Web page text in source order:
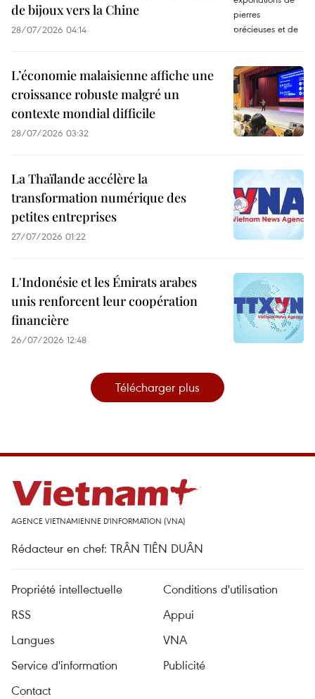
de bijoux vers la Chine
28/07/2026 04:14
L’économie malaisienne affiche une
croissance robuste malgré un
contexte mondial difficile
28/07/2026 03:32
La Thaïlande accélère la
transformation numérique des
petites entreprises
27/07/2026 01:22
L'Indonésie et les Émirats arabes
unis renforcent leur coopération
financière
26/07/2026 12:48
Télécharger plus
AGENCE VIETNAMIENNE D'INFORMATION (VNA)
Rédacteur en chef: TRÂN TIÊN DUÂN
Propriété intellectuelle
Conditions d'utilisation
RSS
Appui
Langues
VNA
Service d'information
Publicité
Contact